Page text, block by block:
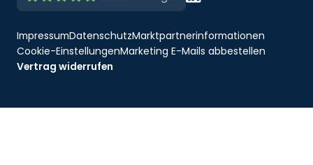
ImpressumDatenschutzMarktpartnerinformationen
Cookie-EinstellungenMarketing E-Mails abbestellen
Vertrag widerrufen